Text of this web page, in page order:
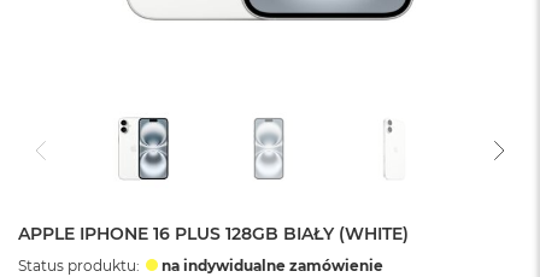
APPLE IPHONE 16 PLUS 128GB BIAŁY (WHITE)
Status produktu:
na indywidualne zamówienie